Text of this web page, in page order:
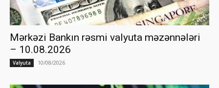
Mərkəzi Bankın rəsmi valyuta məzənnələri
– 10.08.2026
Valyuta 10/08/2026